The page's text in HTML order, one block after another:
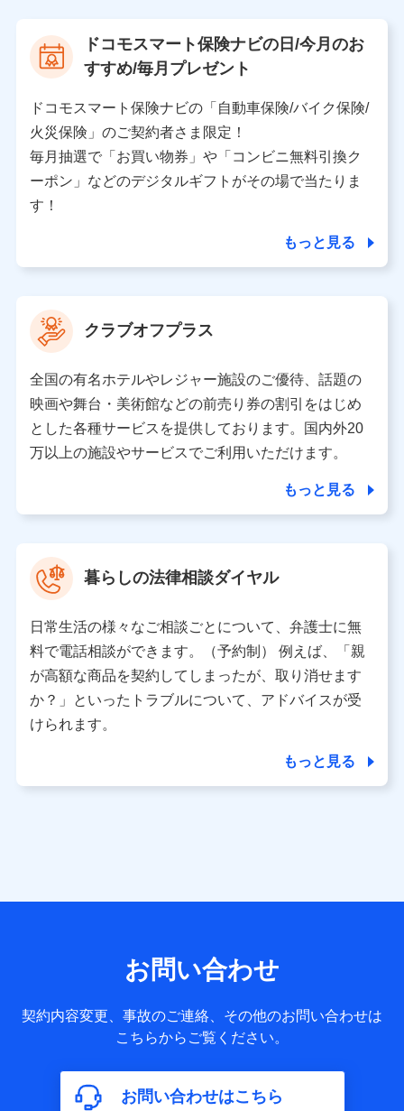
当社の対応品質向上やお問い合わせ内容の正確な把握のため
個人情報保護管理者の職名、連絡先
〒103-0013 東京都中央区日本橋人形町2-14-10 アー
バンネット日本橋ビル 3F
株式会社ドコモ・インシュアランス
個人情報の第三者提供について
当社は利用目的の達成に必要な範囲内において個人情報
の取り扱いの全部または一部を委託する場合がありま
す。
個人データの共同利用
当社は株式会社NTTドコモとの間で、以下のとおり個
人データを共同利用します。
氏名、電話番号、メールアドレス、お客さまの識別子、属
性、連絡先、dポイントサービスのご利用に関する情報。例
として、dポイントカード番号、性別、年齢、家族構成、住
所、dポイント残高、dポイント利用履歴などが含まれます。
利用情報
当社又は株式会社NTTドコモが提供する各種サービスなどの
ご契約・ご利用などに関する情報。例として、当社又は株式
会社NTTドコモが提供する各種サービスのご契約状態・ご利
用履歴インターネット利用時の行動に関する情報、アプリケ
ーション利用時の行動に関する情報、購入されたサービスや
当社又は株式会社NTTドコモが提供する保険関連サービスに
送信履歴などの情報）が含まれます。
約に関する情報。例として、保険契約者及び被保険者の氏
名、住所、生年月日、性別、保険契約者と被保険者の関係、
保険加入の目的、保険商品の内容、保険料、保険料のお支払
年数などの情報、ペットの種類や年齢などの情報などが含ま
れます。
ドコモスマート保険ナビの日/今月のお
すすめ/毎月プレゼント
ドコモスマート保険ナビの「自動車保険/バイク保険/
火災保険」のご契約者さま限定！
毎月抽選で「お買い物券」や「コンビニ無料引換ク
ーポン」などのデジタルギフトがその場で当たりま
す！
もっと見る
クラブオフプラス
全国の有名ホテルやレジャー施設のご優待、話題の
映画や舞台・美術館などの前売り券の割引をはじめ
とした各種サービスを提供しております。国内外20
万以上の施設やサービスでご利用いただけます。
もっと見る
暮らしの法律相談ダイヤル
日常生活の様々なご相談ごとについて、弁護士に無
料で電話相談ができます。（予約制） 例えば、「親
が高額な商品を契約してしまったが、取り消せます
か？」といったトラブルについて、アドバイスが受
けられます。
もっと見る
お問い合わせ
契約内容変更、事故のご連絡、その他のお問い合わせは
こちらからご覧ください。
お問い合わせはこちら